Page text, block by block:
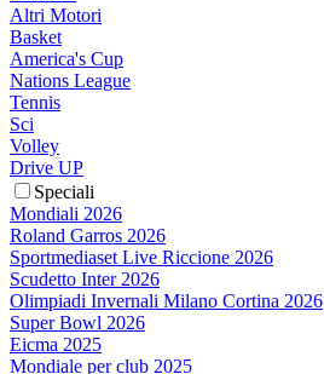
Altri Motori
Basket
America's Cup
Nations League
Tennis
Sci
Volley
Drive UP
Speciali
Mondiali 2026
Roland Garros 2026
Sportmediaset Live Riccione 2026
Scudetto Inter 2026
Olimpiadi Invernali Milano Cortina 2026
Super Bowl 2026
Eicma 2025
Mondiale per club 2025